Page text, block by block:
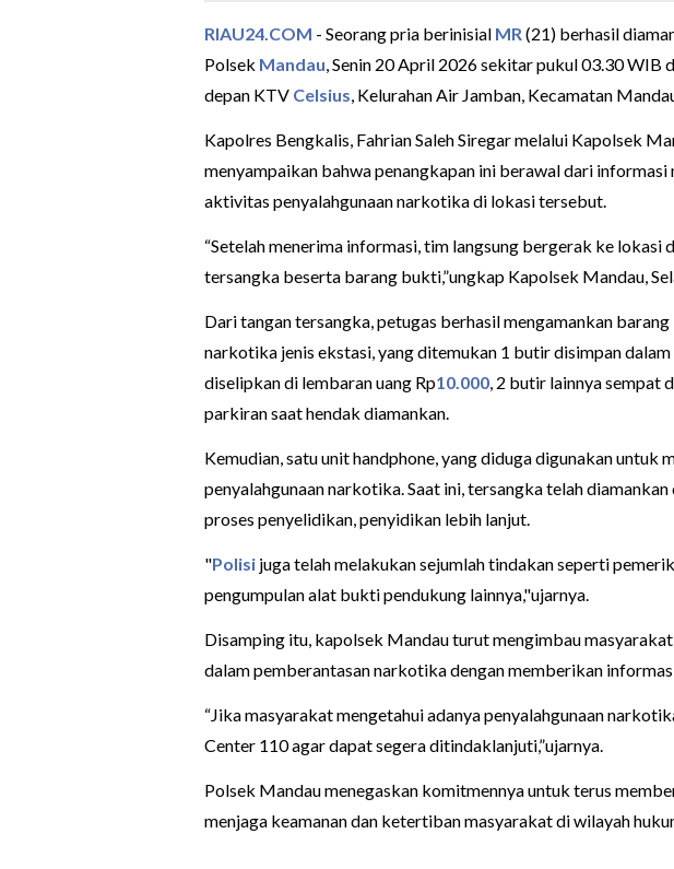
RIAU24.COM - Seorang pria berinisial MR (21) berhasil
Polsek Mandau, Senin 20 April 2026 sekitar pukul 03.30 WIB
depan KTV Celsius, Kelurahan Air Jamban, Kecamatan
Kapolres Bengkalis, Fahrian Saleh Siregar melalui Kapolsek
menyampaikan bahwa penangkapan ini berawal dari
aktivitas penyalahgunaan narkotika di lokasi tersebut.
“Setelah menerima informasi, tim langsung bergerak ke lokasi
tersangka beserta barang bukti,”ungkap Kapolsek Mandau,
Dari tangan tersangka, petugas berhasil mengamankan
narkotika jenis ekstasi, yang ditemukan 1 butir disimpan
diselipkan di lembaran uang Rp10.000, 2 butir lainnya sempat
parkiran saat hendak diamankan.
Kemudian, satu unit handphone, yang diduga digunakan
penyalahgunaan narkotika. Saat ini, tersangka telah
proses penyelidikan, penyidikan lebih lanjut.
"Polisi juga telah melakukan sejumlah tindakan seperti
pengumpulan alat bukti pendukung lainnya,"ujarnya.
Disamping itu, kapolsek Mandau turut mengimbau
dalam pemberantasan narkotika dengan memberikan
“Jika masyarakat mengetahui adanya penyalahgunaan
Center 110 agar dapat segera ditindaklanjuti,”ujarnya.
Polsek Mandau menegaskan komitmennya untuk terus
menjaga keamanan dan ketertiban masyarakat di wilayah